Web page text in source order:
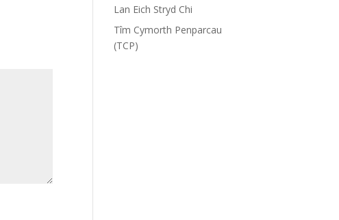
Lan Eich Stryd Chi
Tîm Cymorth Penparcau
(TCP)